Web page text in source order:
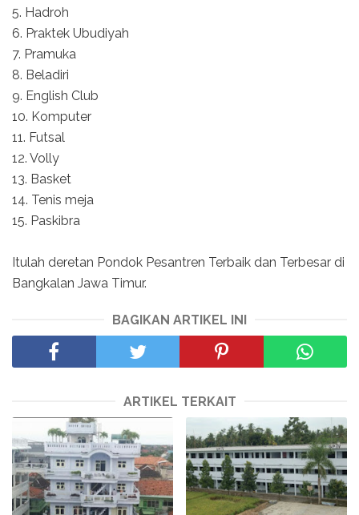
5. Hadroh
6. Praktek Ubudiyah
7. Pramuka
8. Beladiri
9. English Club
10. Komputer
11. Futsal
12. Volly
13. Basket
14. Tenis meja
15. Paskibra
Itulah deretan Pondok Pesantren Terbaik dan Terbesar di
Bangkalan Jawa Timur.
BAGIKAN ARTIKEL INI
ARTIKEL TERKAIT